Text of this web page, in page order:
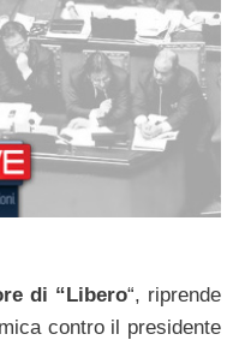
di “Libero“, riprende
contro il presidente